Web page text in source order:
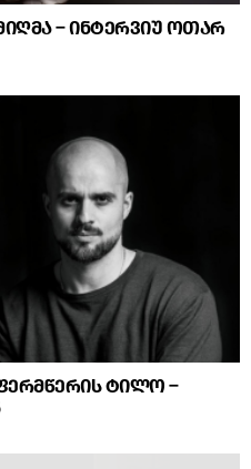
– ინტერვიუ ოთარ
ტილო –